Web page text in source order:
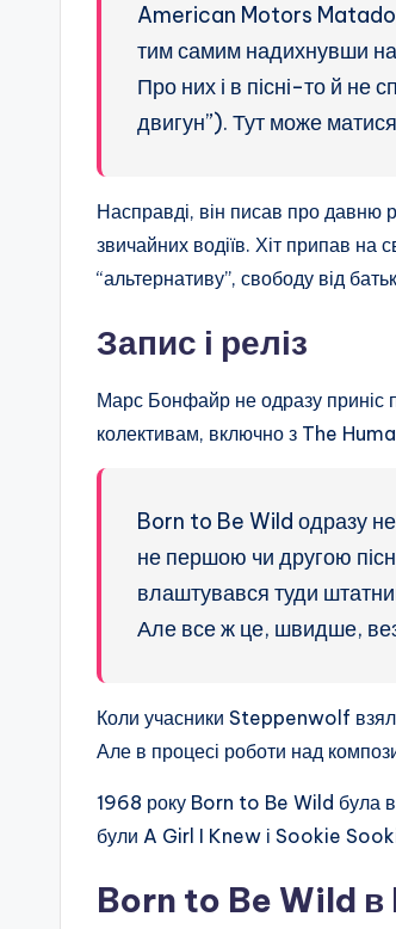
American Motors Matador.
тим самим надихнувши на
Про них і в пісні-то й не
двигун”). Тут може
Насправді, він писав про давню
звичайних водіїв. Хіт припав на
“альтернативу”, свободу від
Запис і реліз
Марс Бонфайр не одразу приніс
колективам, включно з The
Born to Be Wild одразу не
не першою чи другою
влаштувався туди
Але все ж це, швидше,
Коли учасники Steppenwolf
Але в процесі роботи над
1968 року Born to Be Wild була
були A Girl I Knew і Sookie
Born to Be Wild в